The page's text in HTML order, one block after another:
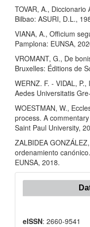
TOVAR, A.,
Bilbao: ASURI, D.L.,
VIANA, A., Officium
Pamplona: EUNSA,
VROMANT, G., De
Bruxelles: Éditions de
WERNZ. F. - VIDAL,
Aedes Universitatis
WOESTMAN, W.,
process. A
Saint Paul University,
ZALBIDEA
ordenamiento
EUNSA, 2018.
eISSN: 2660-9541